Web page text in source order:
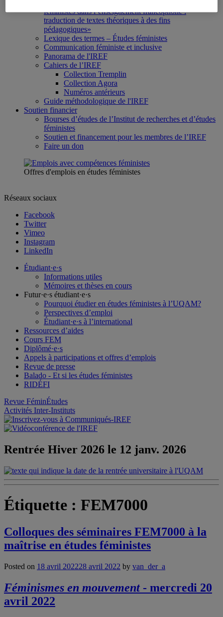
féministes dans l’enseignement francophone :
traduction de textes théoriques à des fins
pédagogiques»
Lexique des termes – Études féministes
Communication féministe et inclusive
Panorama de l'IREF
Cahiers de l’IREF
Collection Tremplin
Collection Agora
Numéros antérieurs
Guide méthodologique de l'IREF
Soutien financier
Bourses d’études de l’Institut de recherches et d’études
féministes
Soutien et financement pour les membres de l’IREF
Faire un don
Offres d'emplois en études féministes
Réseaux sociaux
Facebook
Twitter
Vimeo
Instagram
LinkedIn
Étudiant·e·s
Informations utiles
Mémoires et thèses en cours
Futur·e·s étudiant·e·s
Pourquoi étudier en études féministes à l’UQAM?
Perspectives d’emploi
Étudiant·e·s à l’international
Ressources d’aides
Cours FEM
Diplômé·e·s
Appels à participations et offres d’emplois
Revue de presse
Balado - Et si les études féministes
RIDÉFI
Revue FéminÉtudes
Activités Inter-Instituts
Rentrée Hiver 2026 le 12 janv. 2026
Étiquette : FEM7000
Colloques des séminaires FEM7000 à la
maîtrise en études féministes
Posted on 18 avril 202228 avril 2022 by van_der_a
Féminismes en mouvement - mercredi 20
avril 2022